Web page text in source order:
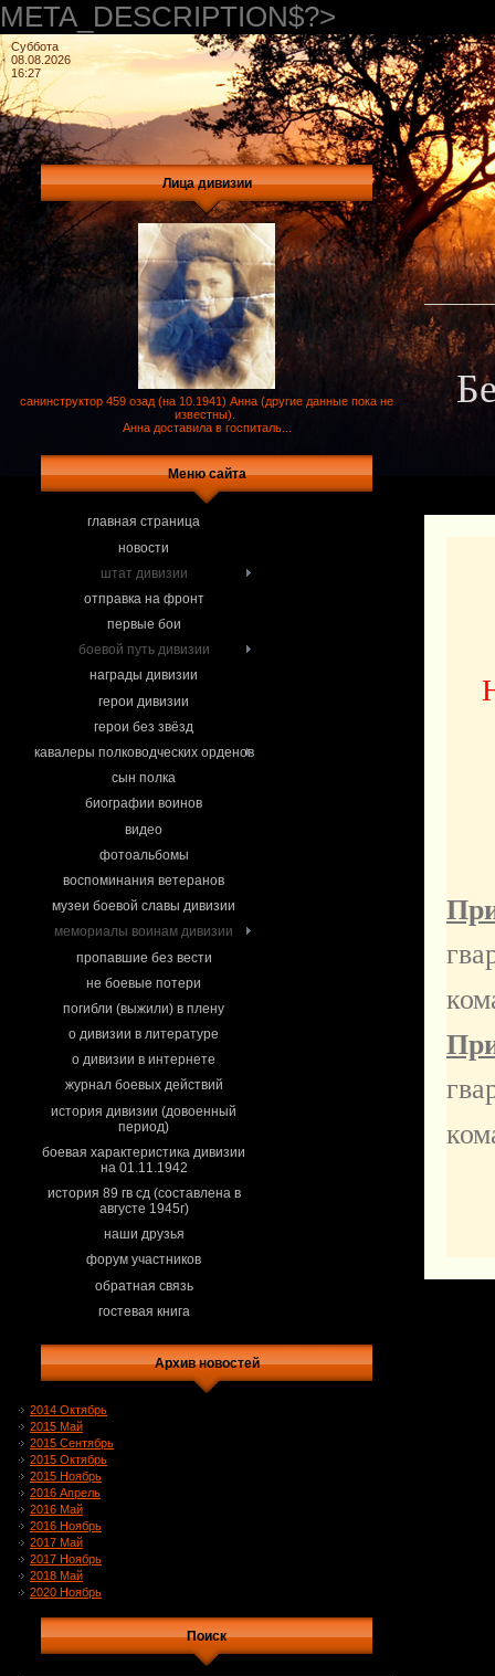
META_DESCRIPTION$?>
Суббота
08.08.2026
16:27
Лица дивизии
санинструктор 459 озад (на 10.1941) Анна (другие данные пока не
известны).
Анна доставила в госпиталь...
Меню сайта
главная страница
новости
штат дивизии
отправка на фронт
первые бои
боевой путь дивизии
награды дивизии
герои дивизии
герои без звёзд
кавалеры полководческих орденов
сын полка
биографии воинов
видео
фотоальбомы
воспоминания ветеранов
музеи боевой славы дивизии
мемориалы воинам дивизии
пропавшие без вести
не боевые потери
погибли (выжили) в плену
о дивизии в литературе
о дивизии в интернете
журнал боевых действий
история дивизии (довоенный
период)
боевая характеристика дивизии
на 01.11.1942
история 89 гв сд (составлена в
августе 1945г)
наши друзья
форум участников
обратная связь
гостевая книга
Архив новостей
2014 Октябрь
2015 Май
2015 Сентябрь
2015 Октябрь
2015 Ноябрь
2016 Апрель
2016 Май
2016 Ноябрь
2017 Май
2017 Ноябрь
2018 Май
2020 Ноябрь
Поиск